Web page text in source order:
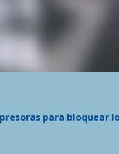
para bloquear